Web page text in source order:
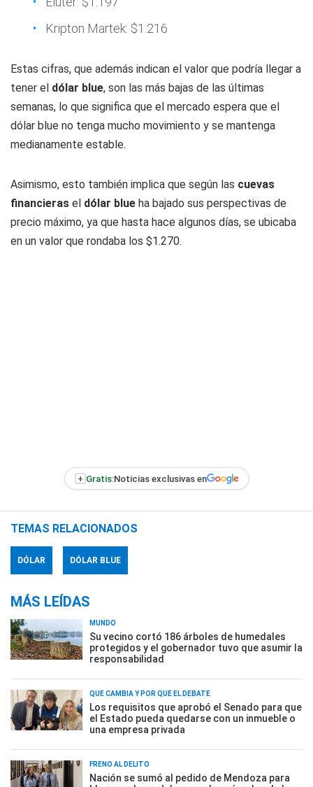
Kripton Martek: $1.216
Estas cifras, que además indican el valor que podría llegar a
tener el dólar blue, son las más bajas de las últimas
semanas, lo que significa que el mercado espera que el
dólar blue no tenga mucho movimiento y se mantenga
medianamente estable.
Asimismo, esto también implica que según las cuevas
financieras el dólar blue ha bajado sus perspectivas de
precio máximo, ya que hasta hace algunos días, se ubicaba
en un valor que rondaba los $1.270.
+ Gratis:Noticias exclusivas en
TEMAS RELACIONADOS
DÓLAR DÓLAR BLUE
MÁS LEÍDAS
MUNDO
Su vecino cortó 186 árboles de humedales
protegidos y el gobernador tuvo que asumir la
responsabilidad
QUÉ CAMBIA Y POR QUÉ EL DEBATE
Los requisitos que aprobó el Senado para que
el Estado pueda quedarse con un inmueble o
una empresa privada
FRENO AL DELITO
Nación se sumó al pedido de Mendoza para